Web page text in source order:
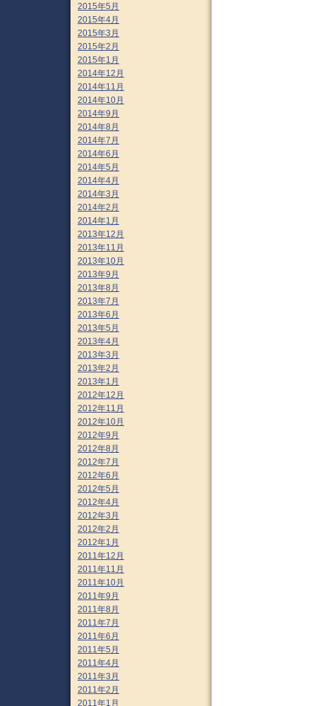
2015年5月
2015年4月
2015年3月
2015年2月
2015年1月
2014年12月
2014年11月
2014年10月
2014年9月
2014年8月
2014年7月
2014年6月
2014年5月
2014年4月
2014年3月
2014年2月
2014年1月
2013年12月
2013年11月
2013年10月
2013年9月
2013年8月
2013年7月
2013年6月
2013年5月
2013年4月
2013年3月
2013年2月
2013年1月
2012年12月
2012年11月
2012年10月
2012年9月
2012年8月
2012年7月
2012年6月
2012年5月
2012年4月
2012年3月
2012年2月
2012年1月
2011年12月
2011年11月
2011年10月
2011年9月
2011年8月
2011年7月
2011年6月
2011年5月
2011年4月
2011年3月
2011年2月
2011年1月